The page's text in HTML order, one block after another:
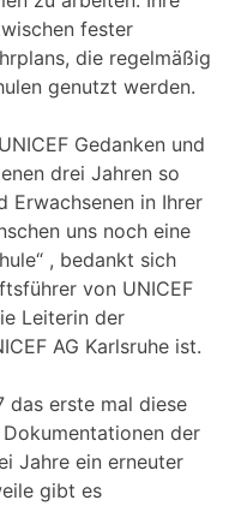
fester
die regelmäßig
genutzt werden.
Gedanken und
drei Jahren so
Erwachsenen in Ihrer
uns noch eine
, bedankt sich
von UNICEF
Leiterin der
AG Karlsruhe ist.
das erste mal diese
der
Jahre ein erneuter
gibt es